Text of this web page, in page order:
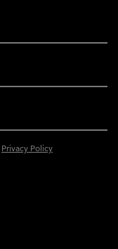
Privacy Policy